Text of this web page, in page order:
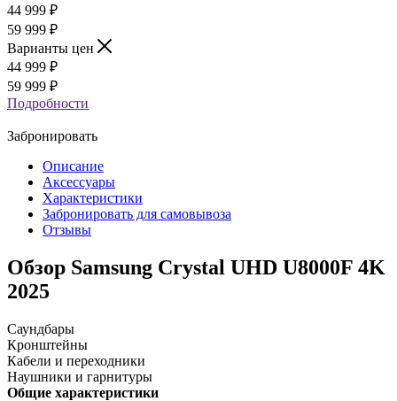
44 999 ₽
59 999 ₽
Варианты цен
44 999 ₽
59 999 ₽
Подробности
Забронировать
Описание
Аксессуары
Характеристики
Забронировать для самовывоза
Отзывы
Обзор Samsung Crystal UHD U8000F 4K
2025
Саундбары
Кронштейны
Кабели и переходники
Наушники и гарнитуры
Общие характеристики